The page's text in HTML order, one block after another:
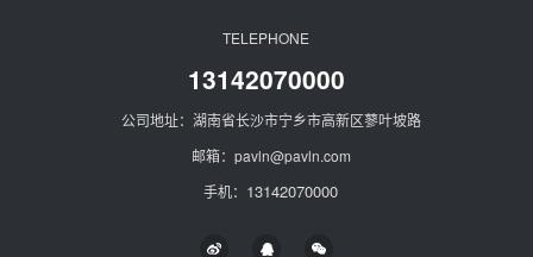
TELEPHONE
13142070000
公司地址：湖南省长沙市宁乡市高新区蓼叶坡路
邮箱：pavln@pavln.com
手机： 13142070000